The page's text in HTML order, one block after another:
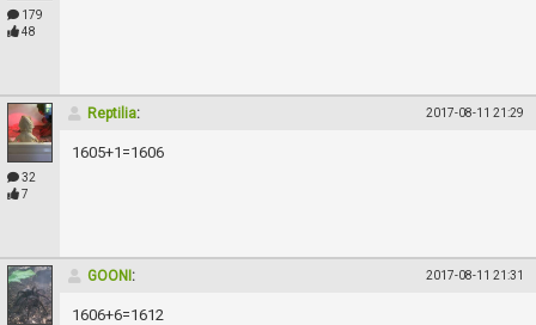
179
48
32
7
Reptilia: 2017-08-11 21:29
1605+1=1606
GOONI : 2017-08-11 21:31
1606+6=1612